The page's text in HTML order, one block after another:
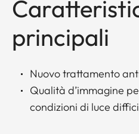
principali
Nuovo trattamento
Qualità d’immagine
condizioni di luce